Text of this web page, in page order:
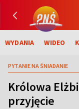
WYDANIA WIDEO
PYTANIE NA ŚNIADANIE
Królowa
przyjęcie